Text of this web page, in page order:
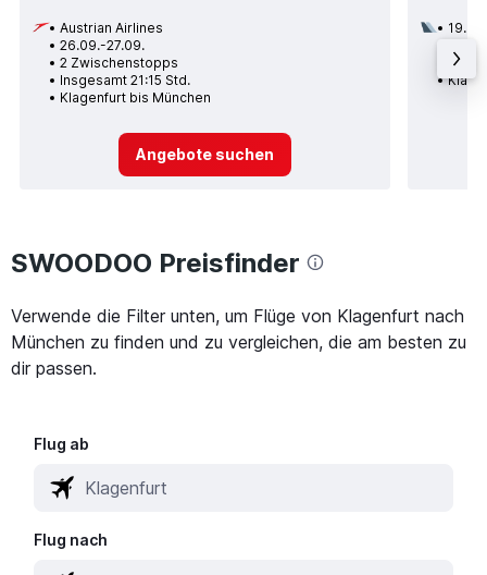
Austrian Airlines
26.09.-27.09.
2 Zwischenstopps
Insgesamt 21:15 Std.
Klagenfurt bis München
Angebote suchen
19.08.
SWOODOO Preisfinder
Verwende die Filter unten, um Flüge von Klagenfurt nach
München zu finden und zu vergleichen, die am besten zu
dir passen.
Flug ab
Flug nach